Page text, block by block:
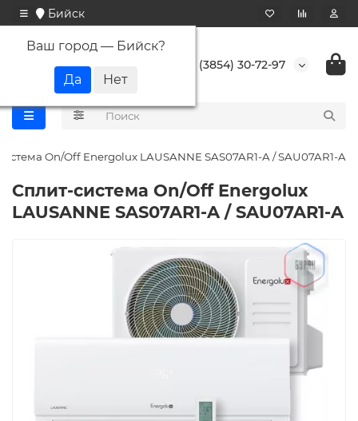
Бийск
Ваш город — Бийск?
+7 (3854) 30-72-97
On/Off Energolux LAUSANNE SAS07AR1-A / SAU07AR1-A
Сплит-система On/Off Energolux
LAUSANNE SAS07AR1-A / SAU07AR1-A